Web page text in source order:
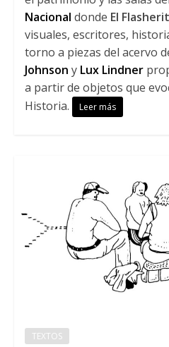
Nacional donde El
visuales, escritores,
torno a piezas del acervo
Johnson y Lux Lindner
a partir de objetos que
Historia.
Leer más
TEXTOS